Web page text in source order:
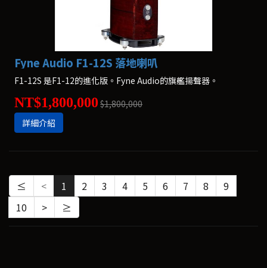
Fyne Audio F1-12S 落地喇叭
F1-12S 是F1-12的進化版。Fyne Audio的旗艦揚聲器。
NT$1,800,000 $1,800,000
詳細介紹
≤ < 1 2 3 4 5 6 7 8
9
10
> ≥